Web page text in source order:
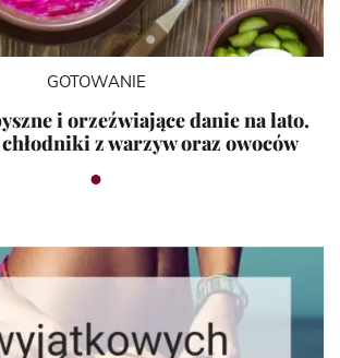
GOTOWANIE
i orzeźwiające danie na lato.
z warzyw oraz owoców